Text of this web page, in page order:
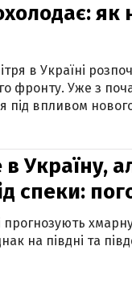
як
в Україні
фронту. Уже з
під впливом
Україну,
спеки:
прогнозують
на півдні та